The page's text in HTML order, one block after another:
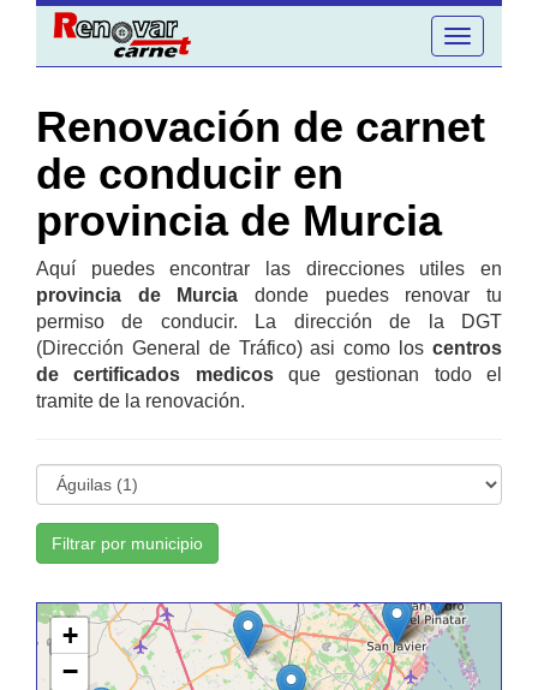
Toggle
navigation
Renovación de carnet
de conducir en
provincia de Murcia
Aquí puedes encontrar las direcciones utiles en
provincia de Murcia donde puedes renovar tu
permiso de conducir. La dirección de la DGT
(Dirección General de Tráfico) asi como los centros
de certificados medicosque gestionan todo el
tramite de la renovación.
Filtrar por municipio
+
−